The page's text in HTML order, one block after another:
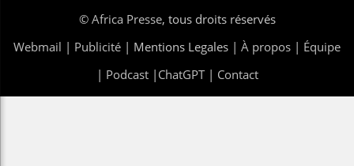
© Africa Presse, tous droits réservés
Webmail | Publicité | Mentions Legales | À propos | Équipe
| Podcast| ChatGPT| Contact